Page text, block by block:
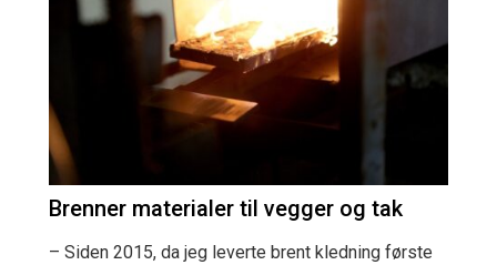
Brenner materialer til vegger og tak
– Siden 2015, da jeg leverte brent kledning første